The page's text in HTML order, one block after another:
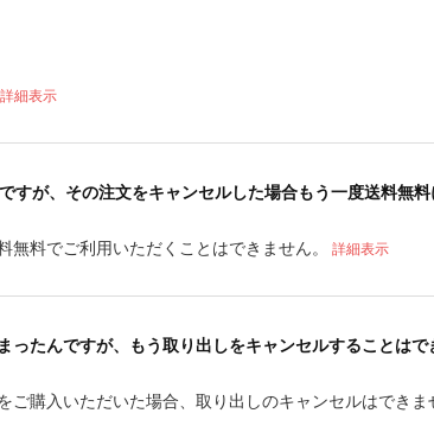
詳細表示
すが、その注文をキャンセルした場合もう一度送料無料
料でご利用いただくことはできません。 詳細表示
たんですが、もう取り出しをキャンセルすることはで
購入いただいた場合、取り出しのキャンセルはできま